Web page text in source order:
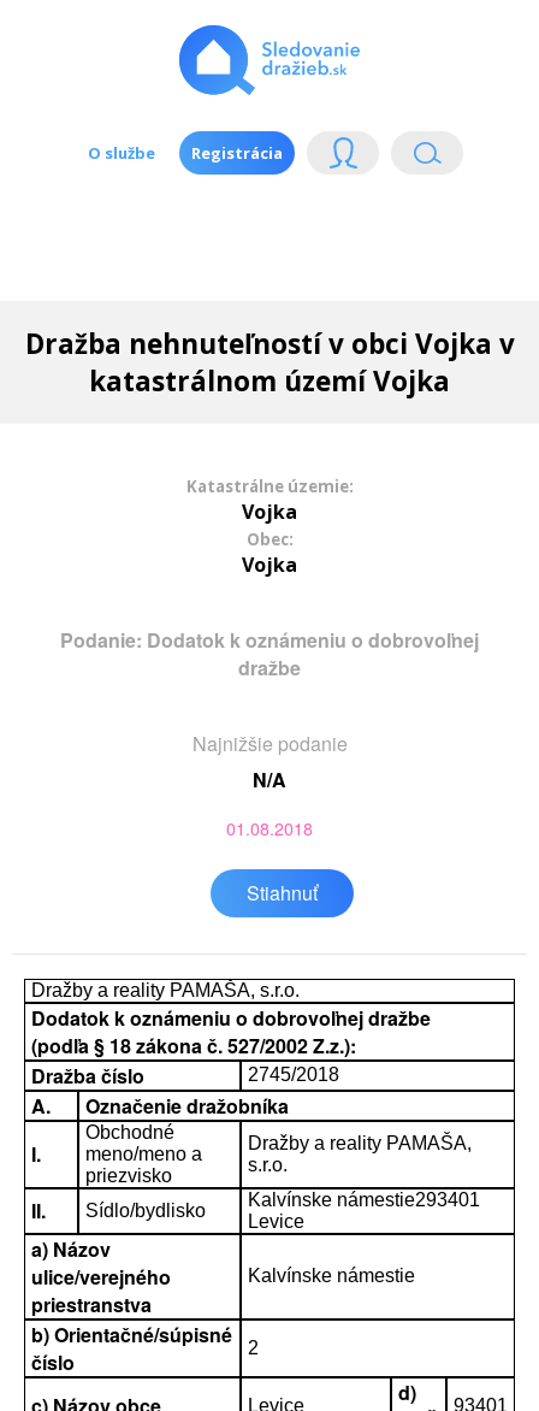
O službe Registrácia
Dražba nehnuteľností v obci Vojka v
katastrálnom území Vojka
Katastrálne územie:
Vojka
Obec:
Vojka
Podanie: Dodatok k oznámeniu o dobrovoľnej
dražbe
Najnižšie podanie
N/A
01.08.2018
Stiahnuť
Dražby a reality PAMAŠA, s.r.o.
Dodatok k oznámeniu o dobrovoľnej dražbe
(podľa § 18 zákona č. 527/2002 Z.z.):
Dražba číslo
2745/2018
A.
Označenie dražobníka
I.
Obchodné
meno/meno a
priezvisko
Dražby a reality PAMAŠA,
s.r.o.
II. Sídlo/bydlisko
Kalvínske námestie293401
Levice
a) Názov
ulice/verejného
priestranstva
Kalvínske námestie
b) Orientačné/súpisné
číslo
2
Levice
d)
93401